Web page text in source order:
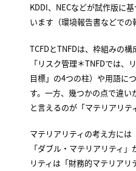
KDDI、NECなどが試作版に
います（環境報告書などでの
TCFDとTNFDは、枠組みの構
「リスク管理＊TNFDでは、
目標」の4つの柱）や用語に
す。一方、幾つかの点で違
と言えるのが「マテリアリテ
マテリアリティの考え方には
「ダブル・マテリアリティ
リティは「財務的マテリアリ